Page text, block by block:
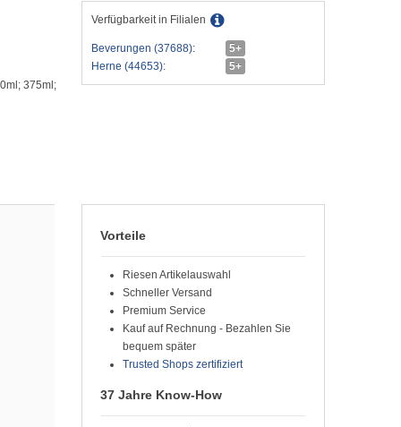
375ml;
Verfügbarkeit in Filialen
Beverungen (37688):
5+
Herne (44653):
5+
Vorteile
Riesen Artikelauswahl
Schneller Versand
Premium Service
Kauf auf Rechnung - Bezahlen Sie
bequem später
Trusted Shops zertifiziert
37 Jahre Know-How